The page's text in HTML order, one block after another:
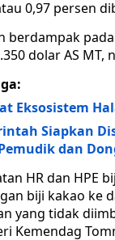
0,97 persen
berdampak
dolar AS MT,
Eksosistem
Siapkan
dan
HR dan HPE
biji kakao ke
yang tidak
Kemendag